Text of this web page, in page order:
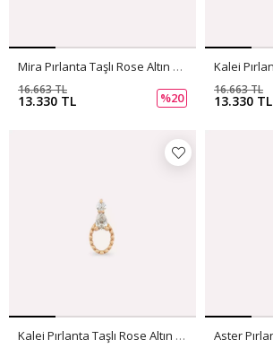
Mira Pırlanta Taşlı Rose Altın Tek Küpe
13.330 TL
16.663 TL
%20 13.330 TL
16.663 TL
Kalei Pırlanta Taşlı Rose Altın Tek Küpe